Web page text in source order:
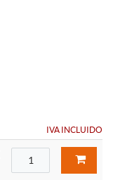
IVA INCLUIDO